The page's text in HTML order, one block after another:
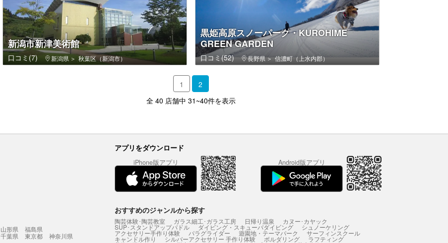
新潟市新津美術館
口コミ(7) 新潟県 秋葉区（新潟市）
黒姫高原スノーパーク・KUROHIME
GREEN GARDEN
口コミ(52) 長野県 信濃町（上水内郡）
1
2
全 40 店舗中 31~40件を表示
アプリをダウンロード
iPhone版アプリ Android版アプリ
山形県
福島県
千葉県 東京都
神奈川県
おすすめのジャンルから探す
陶芸体験･陶芸教室 ガラス細工･ガラス工房 日帰り温泉 カヌー･カヤック
SUP･スタンドアップパドル ダイビング・スキューバダイビング シュノーケリング
アクセサリー手作り体験 パラグライダー 遊園地・テーマパーク サーフィンスクール
キャンドル作り シルバーアクセサリー 手作り体験 ボルダリング ラフティング